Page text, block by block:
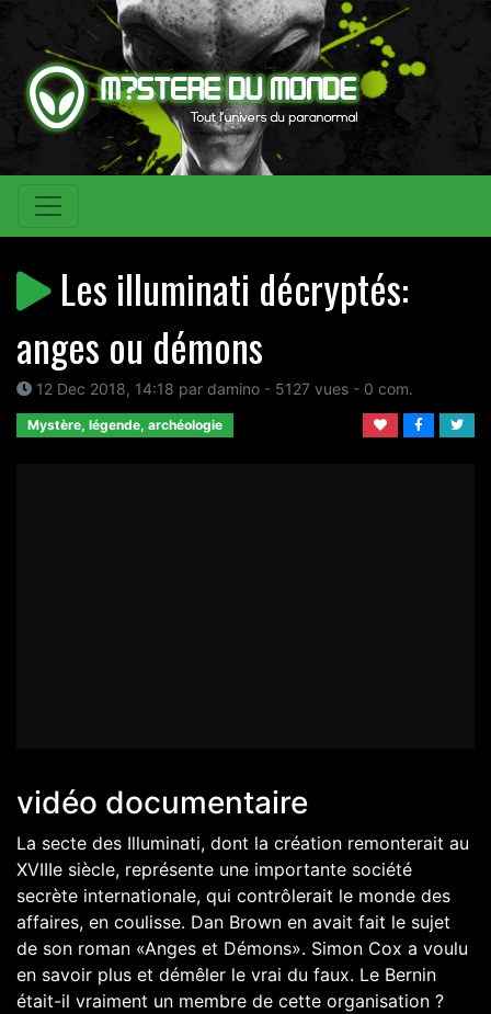
Les illuminati décryptés:
anges ou démons
12 Dec 2018, 14:18 par damino - 5127 vues - 0 com.
Mystère, légende, archéologie
vidéo documentaire
La secte des Illuminati, dont la création remonterait au
XVIIIe siècle, représente une importante société
secrète internationale, qui contrôlerait le monde des
affaires, en coulisse. Dan Brown en avait fait le sujet
de son roman «Anges et Démons». Simon Cox a voulu
en savoir plus et démêler le vrai du faux. Le Bernin
était-il vraiment un membre de cette organisation ?